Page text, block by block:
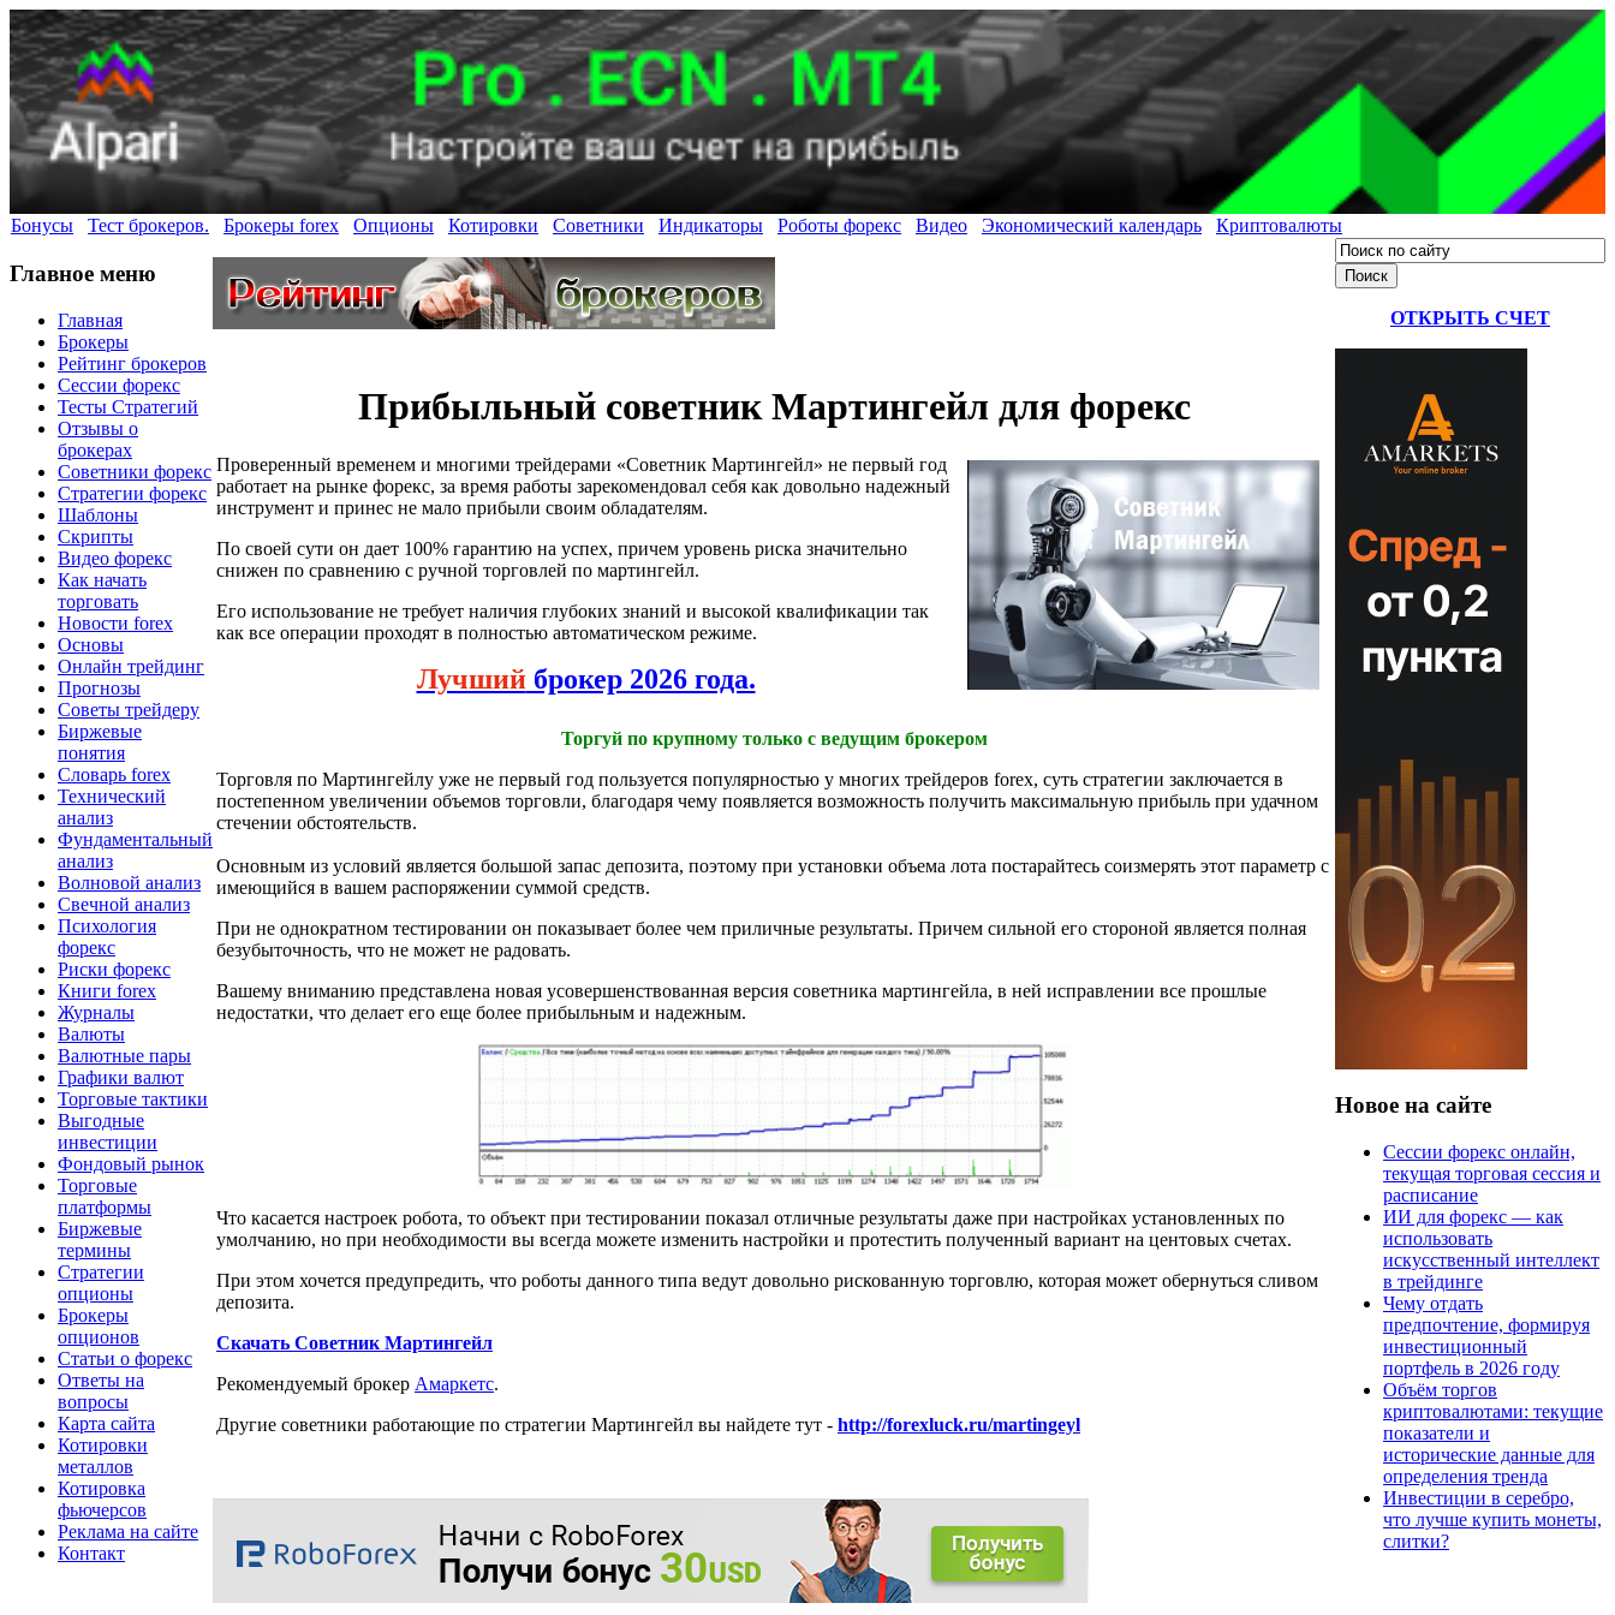
Бонусы Тест брокеров. Брокеры forex Опционы Котировки Советники Индикаторы Роботы форекс Видео Экономический календарь Криптовалюты
Главное меню
Главная
Брокеры
Рейтинг брокеров
Сессии форекс
Тесты Стратегий
Отзывы о
брокерах
Советники форекс
Стратегии форекс
Шаблоны
Скрипты
Видео форекс
Как начать
торговать
Новости forex
Основы
Онлайн трейдинг
Прогнозы
Советы трейдеру
Биржевые
понятия
Словарь forex
Технический
анализ
Фундаментальный
анализ
Волновой анализ
Свечной анализ
Психология
форекс
Риски форекс
Книги forex
Журналы
Валюты
Валютные пары
Графики валют
Торговые тактики
Выгодные
инвестиции
Фондовый рынок
Торговые
платформы
Биржевые
термины
Стратегии
опционы
Брокеры
опционов
Статьи о форекс
Ответы на
вопросы
Карта сайта
Котировки
металлов
Котировка
фьючерсов
Реклама на сайте
Контакт
Прибыльный советник Мартингейл для форекс
Проверенный временем и многими трейдерами «Советник Мартингейл» не первый год
работает на рынке форекс, за время работы зарекомендовал себя как довольно надежный
инструмент и принес не мало прибыли своим обладателям.
По своей сути он дает 100% гарантию на успех, причем уровень риска значительно
снижен по сравнению с ручной торговлей по мартингейл.
Его использование не требует наличия глубоких знаний и высокой квалификации так
как все операции проходят в полностью автоматическом режиме.
Лучшийброкер 2026 года.
Торгуй по крупному только с ведущим брокером
Торговля по Мартингейлу уже не первый год пользуется популярностью у многих трейдеров forex, суть стратегии заключается в
постепенном увеличении объемов торговли, благодаря чему появляется возможность получить максимальную прибыль при удачном
стечении обстоятельств.
Основным из условий является большой запас депозита, поэтому при установки объема лота постарайтесь соизмерять этот параметр с
имеющийся в вашем распоряжении суммой средств.
При не однократном тестировании он показывает более чем приличные результаты. Причем сильной его стороной является полная
безубыточность, что не может не радовать.
Вашему вниманию представлена новая усовершенствованная версия советника мартингейла, в ней исправлении все прошлые
недостатки, что делает его еще более прибыльным и надежным.
Что касается настроек робота, то объект при тестировании показал отличные результаты даже при настройках установленных по
умолчанию, но при необходимости вы всегда можете изменить настройки и протестить полученный вариант на центовых счетах.
При этом хочется предупредить, что роботы данного типа ведут довольно рискованную торговлю, которая может обернуться сливом
депозита.
Скачать Советник Мартингейл
Рекомендуемый брокер Амаркетс.
Другие советники работающие по стратегии Мартингейл вы найдете тут - http://forexluck.ru/martingeyl
ОТКРЫТЬ СЧЕТ
Новое на сайте
Сессии форекс онлайн,
текущая торговая сессия и
расписание
ИИ для форекс — как
использовать
искусственный интеллект
в трейдинге
Чему отдать
предпочтение, формируя
инвестиционный
портфель в 2026 году
Объём торгов
криптовалютами: текущие
показатели и
исторические данные для
определения тренда
Инвестиции в серебро,
что лучше купить монеты,
слитки?